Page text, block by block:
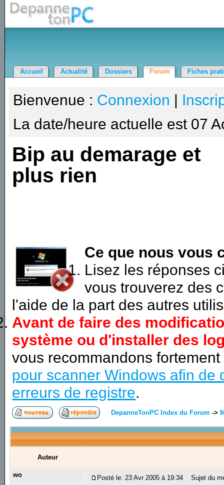
Accueil Actualité Dossiers Forum Fiches
Bienvenue : Connexion |
La date/heure actuelle est 07
Bip au demarage et
plus rien
Ce que nous vous
Lisez les réponses
vous trouverez des
l'aide de la part des autres
Avant de faire des
système ou d'installer des
vous recommandons
pour scanner Windows afin de
erreurs de registre.
DepanneTonPC Index du Forum ->
Auteur
wo Posté le: 23 Avr 2005 à 19:34 Sujet du